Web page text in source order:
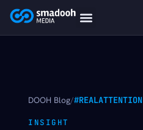
content
DOOH Blog/#REALATTENTION
INSIGHT